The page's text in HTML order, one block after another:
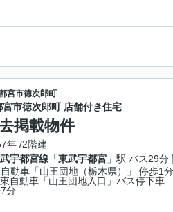
宮市徳次郎町
宮市徳次郎町 店舗付き住宅
掲載物件
年 /2階建
宇都宮線 「東武宇都宮 」駅 バス29分
動車「山王団地（栃木県）」 停歩1
自動車「山王団地入口」バス停下
分